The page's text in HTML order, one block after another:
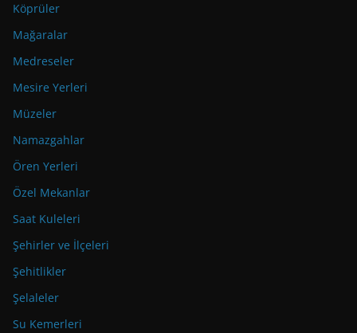
Köprüler
Mağaralar
Medreseler
Mesire Yerleri
Müzeler
Namazgahlar
Ören Yerleri
Özel Mekanlar
Saat Kuleleri
Şehirler ve İlçeleri
Şehitlikler
Şelaleler
Su Kemerleri